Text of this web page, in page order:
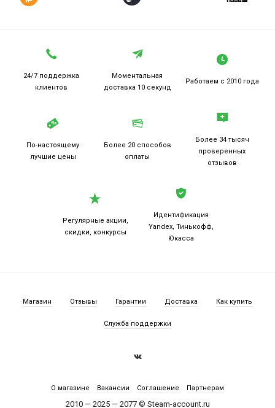
24/7 поддержка
клиентов
Моментальная
доставка 10 секунд
Работаем с 2010 года
По-настоящему
лучшие цены
Более 20 способов
оплаты
Более 34 тысяч
проверенных
отзывов
Регулярные акции,
скидки, конкурсы
Идентификация
Yandex, Тинькофф,
Юкасса
Магазин Отзывы Гарантии Доставка Как купить
Служба поддержки
2010 — 2025 — 2077 © Steam-account.ru
О магазине Вакансии Соглашение Партнерам